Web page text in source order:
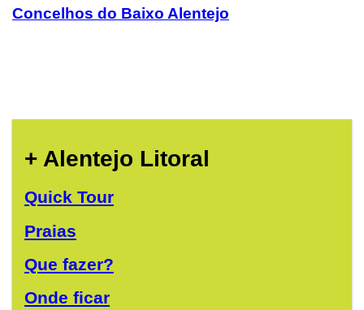
Concelhos do Baixo Alentejo
+ Alentejo Litoral
Quick Tour
Praias
Que fazer?
Onde ficar